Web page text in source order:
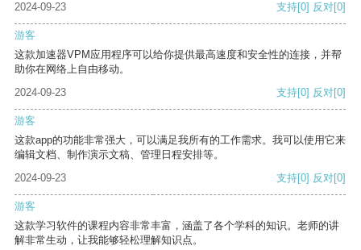
2024-09-23 支持[0] 反对[0]
游客
这款加速器VPM应用程序可以给你提供最高速度和安全性的连接，并帮
助你在网络上自由移动。
2024-09-23
支持[0] 反对[0]
游客
这款app的功能非常强大，可以满足我所有的工作需求。我可以使用它来
编辑文档、制作演示文稿、管理日程安排等。
2024-09-23
支持[0] 反对[0]
游客
这款学习软件的课程内容非常丰富，涵盖了各个学科的知识。老师的讲
解非常生动，让我能够轻松理解知识点。